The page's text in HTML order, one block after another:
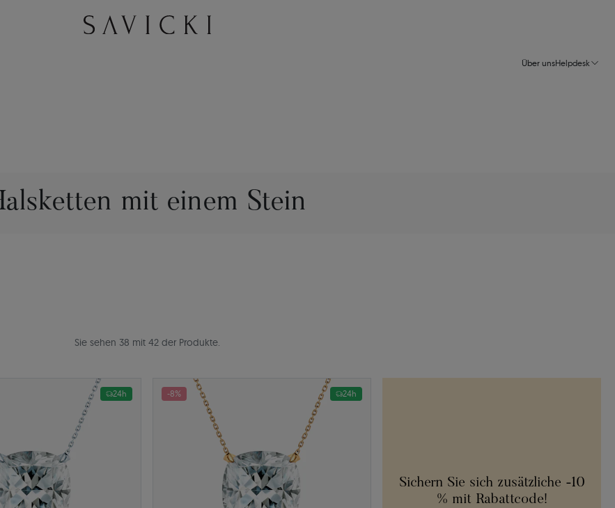
Über unsHelpdesk
mit einem Stein
Sie sehen 38 mit 42 der Produkte.
Sichern Sie sich zusätzliche -10
% mit Rabattcode!
24h -8% 24h